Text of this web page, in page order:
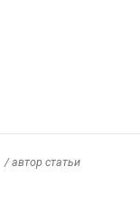
/ автор статьи